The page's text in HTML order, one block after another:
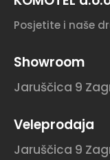
Posjetite i naše
Showroom
Jaruščica 9
Veleprodaja
Jaruščica 9